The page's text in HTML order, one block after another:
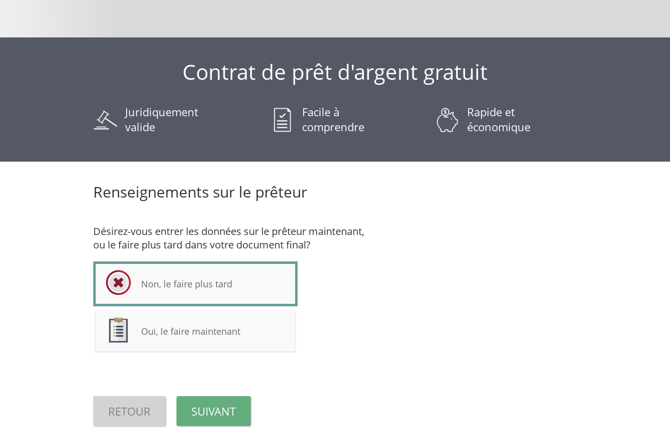
Contrat de prêt d'argent gratuit
Juridiquement
valide
Facile à
comprendre
Rapide et
économique
Renseignements sur le prêteur
Désirez-vous entrer les données sur le prêteur maintenant,
ou le faire plus tard dans votre document final?
Non, le faire plus tard
Oui, le faire maintenant
RETOUR SUIVANT